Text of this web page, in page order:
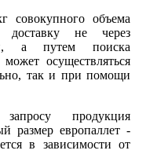
совокупного объема
доставку не через
а путем поиска
осуществляться
так и при помощи
продукция
размер европаллет -
в зависимости от